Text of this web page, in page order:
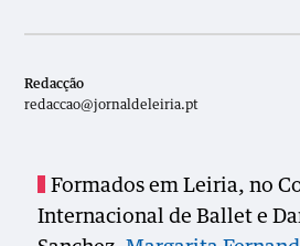
Redacção
redaccao@jornaldeleiria.pt
Formados em Leiria, no
Internacional de Ballet e